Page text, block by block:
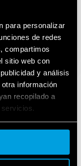
para personalizar
de redes
compartimos
sitio web con
y análisis
información
recopilado a